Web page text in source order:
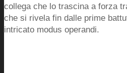
collega che lo trascina a forza
che si rivela fin dalle prime
intricato modus operandi.